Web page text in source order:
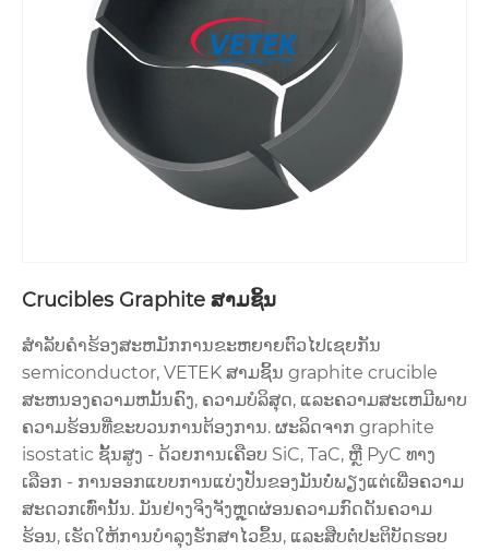
Crucibles Graphite ສາມຊິ້ນ
ສໍາລັບຄໍາຮ້ອງສະຫມັກການຂະຫຍາຍຕົວໄປເຊຍກັນ
semiconductor, VETEK ສາມຊິ້ນ graphite crucible
ສະຫນອງຄວາມຫມັ້ນຄົງ, ຄວາມບໍລິສຸດ, ແລະຄວາມສະເຫມີພາບ
ຄວາມຮ້ອນທີ່ຂະບວນການຕ້ອງການ. ຜະລິດຈາກ graphite
isostatic ຊັ້ນສູງ - ດ້ວຍການເຄືອບ SiC, TaC, ຫຼື PyC ທາງ
ເລືອກ - ການອອກແບບການແບ່ງປັນຂອງມັນບໍ່ພຽງແຕ່ເພື່ອຄວາມ
ສະດວກເທົ່ານັ້ນ. ມັນຢ່າງຈິງຈັງຫຼຸດຜ່ອນຄວາມກົດດັນຄວາມ
ຮ້ອນ, ເຮັດໃຫ້ການບໍາລຸງຮັກສາໄວຂຶ້ນ, ແລະສືບຕໍ່ປະຕິບັດຮອບ